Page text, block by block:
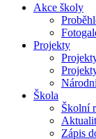
Akce školy
Projekty
Škola
Školní
Zápis